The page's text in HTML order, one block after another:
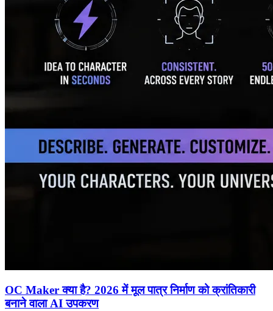
OC Maker क्या है? 2026 में मूल पात्र निर्माण को क्रांतिकारी
बनाने वाला AI उपकरण